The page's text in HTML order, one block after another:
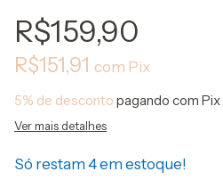
R$159,90
R$151,91 com Pix
5% de desconto pagando com Pix
Ver mais detalhes
Só restam4em estoque!